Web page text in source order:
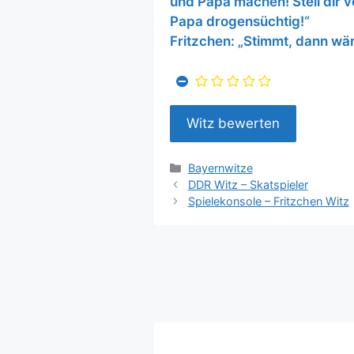
Papa drogensüchtig!“
Fritzchen: „Stimmt, dann
Kategorien
Bayernwitze
DDR Witz – Skatspieler
Spielekonsole – Fritzchen Witz